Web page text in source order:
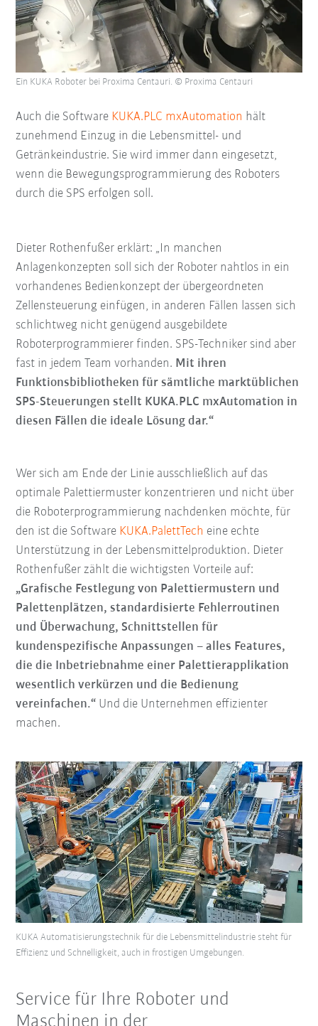
Auch die Software KUKA.PLC mxAutomation hält
zunehmend Einzug in die Lebensmittel- und
Getränkeindustrie. Sie wird immer dann eingesetzt,
wenn die Bewegungsprogrammierung des Roboters
durch die SPS erfolgen soll.
Ein KUKA Roboter bei Proxima Centauri. © Proxima Centauri
Dieter Rothenfußer erklärt: „In manchen
Anlagenkonzepten soll sich der Roboter nahtlos in ein
vorhandenes Bedienkonzept der übergeordneten
Zellensteuerung einfügen, in anderen Fällen lassen sich
schlichtweg nicht genügend ausgebildete
Roboterprogrammierer finden. SPS-Techniker sind aber
fast in jedem Team vorhanden. Mit ihren
Funktionsbibliotheken für sämtliche marktüblichen
SPS-Steuerungen stellt KUKA.PLC mxAutomation in
diesen Fällen die ideale Lösung dar.“
Wer sich am Ende der Linie ausschließlich auf das
optimale Palettiermuster konzentrieren und nicht über
die Roboterprogrammierung nachdenken möchte, für
den ist die Software KUKA.PalettTech eine echte
Unterstützung in der Lebensmittelproduktion. Dieter
Rothenfußer zählt die wichtigsten Vorteile auf:
„Grafische Festlegung von Palettiermustern und
Palettenplätzen, standardisierte Fehlerroutinen
und Überwachung, Schnittstellen für
kundenspezifische Anpassungen – alles Features,
die die Inbetriebnahme einer Palettierapplikation
wesentlich verkürzen und die Bedienung
vereinfachen.“ Und die Unternehmen effizienter
machen.
KUKA Automatisierungstechnik für die Lebensmittelindustrie steht für
Effizienz und Schnelligkeit, auch in frostigen Umgebungen.
Service für Ihre Roboter und
Maschinen in der